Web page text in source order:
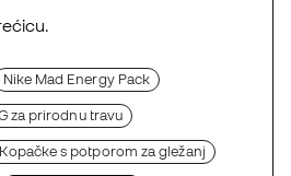
Nike Mad Energy Pack
za prirodnu travu
Kopačke s potporom za gležanj